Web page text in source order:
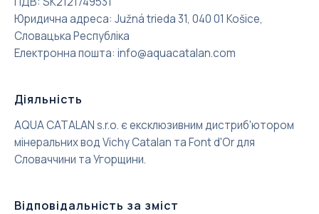
КОНТАКТ
Юридична адреса: Južná trieda 31, 040 01 Košice,
Словацька Республіка
Eлектронна пошта: info@aquacatalan.com
Діяльність
AQUA CATALAN s.r.o. є ексклюзивним дистриб'ютором
мінеральних вод Vichy Catalan та Font d'Or для
Словаччини та Угорщини.
Відповідальність за зміст